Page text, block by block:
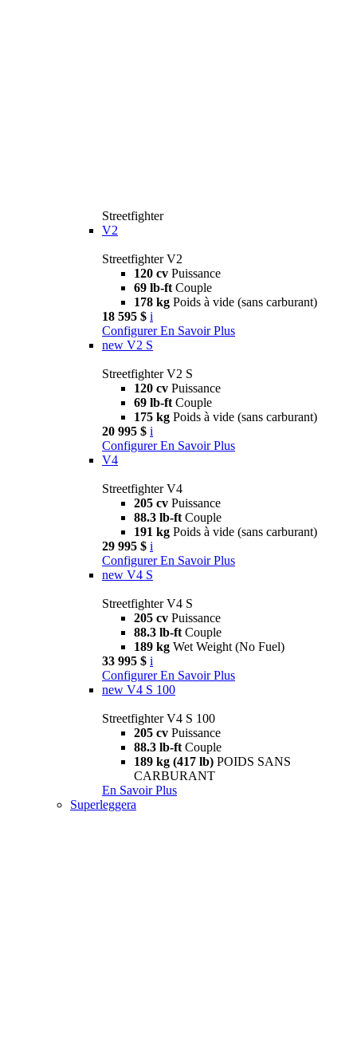
Streetfighter
V2
Streetfighter V2
120 cv Puissance
69 lb-ft Couple
178 kg Poids à vide (sans carburant)
18 595 $ i
Configurer En Savoir Plus
new V2 S
Streetfighter V2 S
120 cv Puissance
69 lb-ft Couple
175 kg Poids à vide (sans carburant)
20 995 $ i
Configurer En Savoir Plus
V4
Streetfighter V4
205 cv Puissance
88.3 lb-ft Couple
191 kg Poids à vide (sans carburant)
29 995 $ i
Configurer En Savoir Plus
new V4 S
Streetfighter V4 S
205 cv Puissance
88.3 lb-ft Couple
189 kg Wet Weight (No Fuel)
33 995 $ i
Configurer En Savoir Plus
new V4 S 100
Streetfighter V4 S 100
205 cv Puissance
88.3 lb-ft Couple
189 kg (417 lb) POIDS SANS
CARBURANT
En Savoir Plus
Superleggera